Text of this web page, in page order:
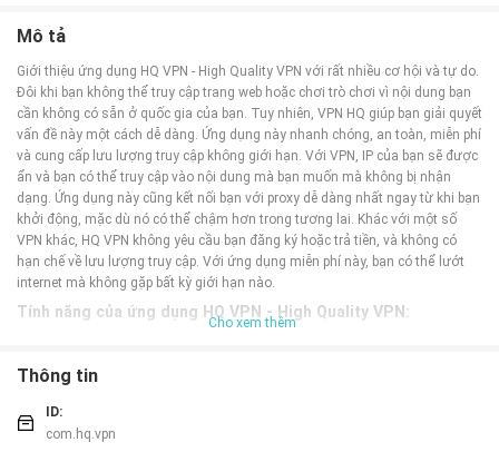
Mô tả
Giới thiệu ứng dụng HQ VPN - High Quality VPN với rất nhiều cơ hội và tự do.
Đôi khi bạn không thể truy cập trang web hoặc chơi trò chơi vì nội dung bạn
cần không có sẵn ở quốc gia của bạn. Tuy nhiên, VPN HQ giúp bạn giải quyết
vấn đề này một cách dễ dàng. Ứng dụng này nhanh chóng, an toàn, miễn phí
và cung cấp lưu lượng truy cập không giới hạn. Với VPN, IP của bạn sẽ được
ẩn và bạn có thể truy cập vào nội dung mà bạn muốn mà không bị nhận
dạng. Ứng dụng này cũng kết nối bạn với proxy dễ dàng nhất ngay từ khi bạn
khởi động, mặc dù nó có thể chậm hơn trong tương lai. Khác với một số
VPN khác, HQ VPN không yêu cầu bạn đăng ký hoặc trả tiền, và không có
hạn chế về lưu lượng truy cập. Với ứng dụng miễn phí này, bạn có thể lướt
internet mà không gặp bất kỳ giới hạn nào.
Tính năng của ứng dụng HQ VPN - High Quality VPN:
- Bảo mật và ẩn danh: Ẩn địa chỉ IP của bạn để duyệt web mà không lo bị
nhận dạng.
- Kết nối nhanh chóng: Tự động kết nối với proxy nhanh và dễ dàng từ khi
khởi động ứng dụng.
Cho xem thêm
Thông tin
ID:
com.hq.vpn